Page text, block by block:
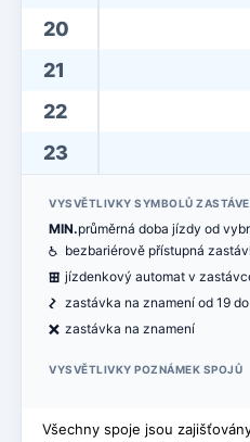
20
21
22
23
VYSVĚTLIVKY SYMBOLŮ
MIN.průměrná doba jízdy od
@ bezbariérově přístupná
æ jízdenkový automat v
ó zastávka na znamení od 19
ë zastávka na znamení
VYSVĚTLIVKY POZNÁMEK SPOJŮ
Všechny spoje jsou